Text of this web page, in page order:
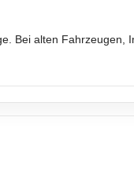
Bei alten